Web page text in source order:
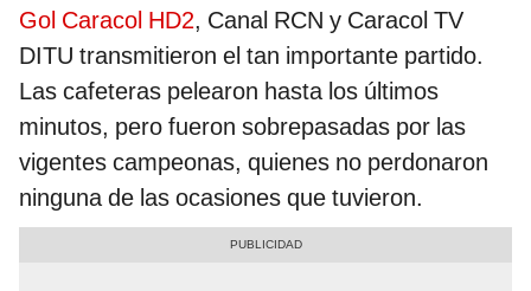
Gol Caracol HD2, Canal RCN y Caracol TV
DITU transmitieron el tan importante partido.
Las cafeteras pelearon hasta los últimos
minutos, pero fueron sobrepasadas por las
vigentes campeonas, quienes no perdonaron
ninguna de las ocasiones que tuvieron.